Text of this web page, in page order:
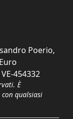
Poerio,
454332
È
qualsiasi